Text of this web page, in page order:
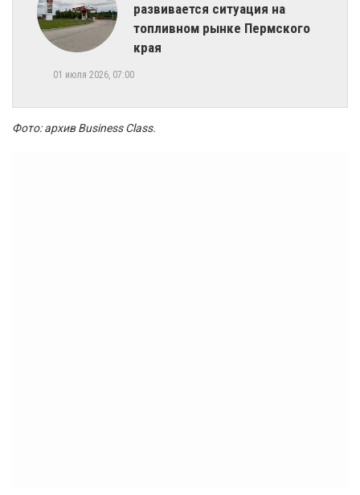
развивается ситуация на
топливном рынке Пермского
края
01 июля 2026, 07:00
Фото: архив Business Class.